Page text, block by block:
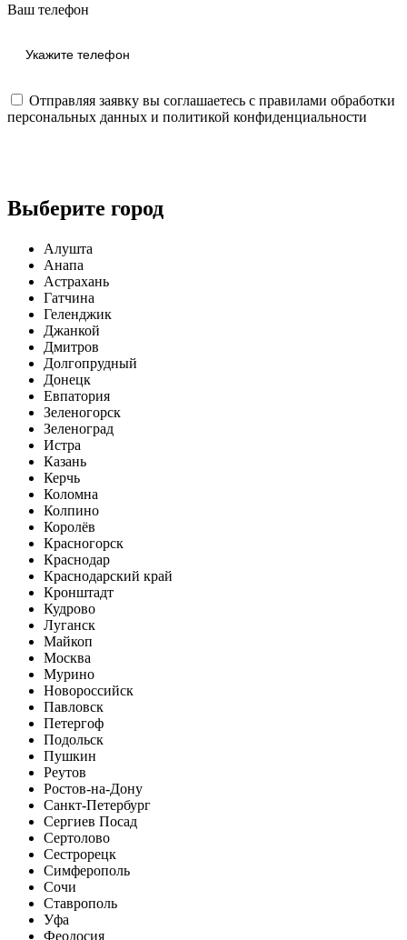
Ваш телефон
Отправляя заявку вы соглашаетесь с правилами обработки
персональных данных и политикой конфиденциальности
Выберите город
Алушта
Анапа
Астрахань
Гатчина
Геленджик
Джанкой
Дмитров
Долгопрудный
Донецк
Евпатория
Зеленогорск
Зеленоград
Истра
Казань
Керчь
Коломна
Колпино
Королёв
Красногорск
Краснодар
Краснодарский край
Кронштадт
Кудрово
Луганск
Майкоп
Москва
Мурино
Новороссийск
Павловск
Петергоф
Подольск
Пушкин
Реутов
Ростов-на-Дону
Санкт-Петербург
Сергиев Посад
Сертолово
Сестрорецк
Симферополь
Сочи
Ставрополь
Уфа
Феодосия